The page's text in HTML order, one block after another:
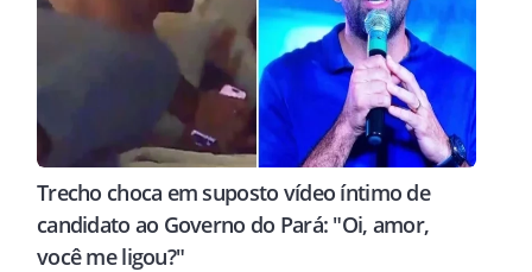
Trecho choca em suposto vídeo íntimo de
candidato ao Governo do Pará: "Oi, amor,
você me ligou?"